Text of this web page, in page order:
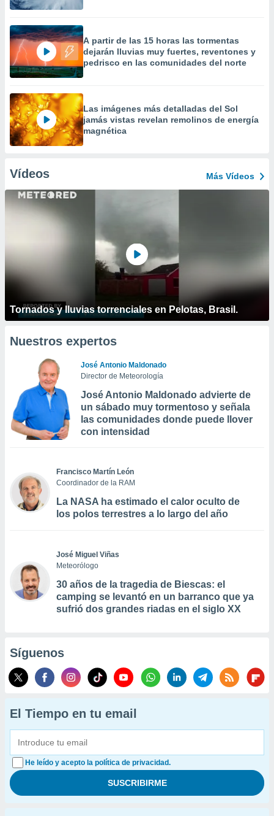
A partir de las 15 horas las tormentas
dejarán lluvias muy fuertes, reventones y
pedrisco en las comunidades del norte
Las imágenes más detalladas del Sol
jamás vistas revelan remolinos de energía
magnética
Vídeos Más Vídeos
Tornados y lluvias torrenciales en Pelotas, Brasil.
Nuestros expertos
José Antonio Maldonado
Director de Meteorología
José Antonio Maldonado advierte de
un sábado muy tormentoso y señala
las comunidades donde puede llover
con intensidad
Francisco Martín León
Coordinador de la RAM
La NASA ha estimado el calor oculto de
los polos terrestres a lo largo del año
José Miguel Viñas
Meteorólogo
30 años de la tragedia de Biescas: el
camping se levantó en un barranco que ya
sufrió dos grandes riadas en el siglo XX
Síguenos
El Tiempo en tu email
He leído y acepto la política de privacidad.